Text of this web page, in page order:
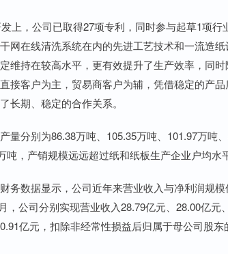
，公司已取得27项专利，同时参与起草1项行
在线清洗系统在内的先进工艺技术和一流造纸
维持在较高水平，更有效提升了生产效率，同
接客户为主，贸易商客户为辅，凭借稳定的产
长期、稳定的合作关系。
分别为86.38万吨、105.35万吨、101.97万吨
，产销规模远远超过纸和纸板生产企业户均水平
数据显示，公司近年来营业收入与净利润规模
公司分别实现营业收入28.79亿元、28.00亿元
亿元，扣除非经常性损益后归属于母公司股东